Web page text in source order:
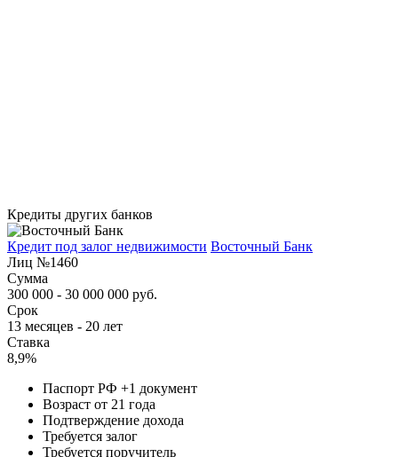
Кредиты других банков
Кредит под залог недвижимости Восточный Банк
Лиц №1460
Сумма
300 000 - 30 000 000 руб.
Срок
13 месяцев - 20 лет
Ставка
8,9%
Паспорт РФ +1 документ
Возраст от 21 года
Подтверждение дохода
Требуется залог
Требуется поручитель